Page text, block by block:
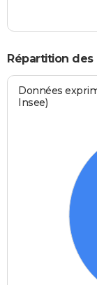
Répartition des
Données
Insee)